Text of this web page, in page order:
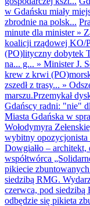
w Gdańsku miały
zbrodnie na polsk...
minute dla minister»
koalicji rządowej KO/
(PO)lityczny dobytek
na... g... » Minister J.
krew z krwi
zszedł z trasy... »
marszu.Przemykał
Gdańscy radni: "nie"
Miasta Gdańska w
Wołodymyra
wybitny opozycjonista
Dowgiałło –
współtwórca
pikiecie
siedzibą RMG.
czerwca, pod siedzibą
odbędzie się pikieta